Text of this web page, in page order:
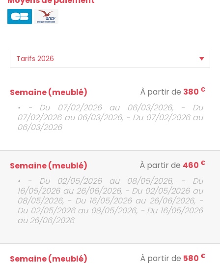
Semaine (meublé) À partir de 380 €
• - Du 07/02/2026 au 06/03/2026, - Du
07/02/2026 au 06/03/2026, - Du 07/02/2026 au
06/03/2026
Semaine (meublé) À partir de 460 €
• - Du 02/05/2026 au 08/05/2026, - Du
16/05/2026 au 26/06/2026, - Du 02/05/2026 au
08/05/2026, - Du 16/05/2026 au 26/06/2026, -
Du 02/05/2026 au 08/05/2026, - Du 16/05/2026
au 26/06/2026
Semaine (meublé) À partir de 580 €